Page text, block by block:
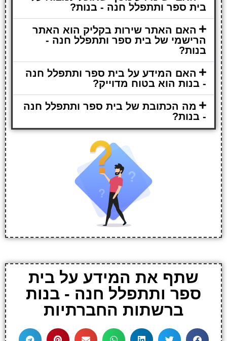
בית ספר ותתפלל חנה - בנות?
האם האתר שירות בקליק הוא האתר
הרישמי של בית ספר ותתפלל חנה -
בנות?
האם המידע על בית ספר ותתפלל חנה
- בנות הוא בטוח מדוייק?
מה הכתובת של בית ספר ותתפלל חנה
- בנות?
שתף את המידע על בית
ספר ותתפלל חנה - בנות
ברשתות החברתיות